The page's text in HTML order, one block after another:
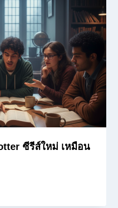
ซีรีส์ใหม่ เหมือน